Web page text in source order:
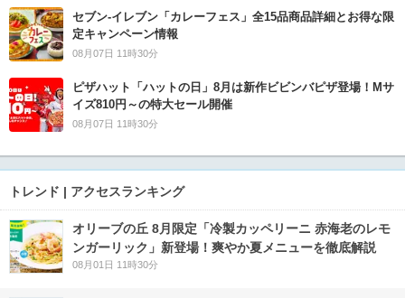
セブン‐イレブン「カレーフェス」全15品商品詳細とお得な限
定キャンペーン情報
08月07日 11時30分
ピザハット「ハットの日」8月は新作ビビンバピザ登場！Mサ
イズ810円～の特大セール開催
08月07日 11時30分
トレンド | アクセスランキング
オリーブの丘 8月限定「冷製カッペリーニ 赤海老のレモ
ンガーリック」新登場！爽やか夏メニューを徹底解説
08月01日 11時30分